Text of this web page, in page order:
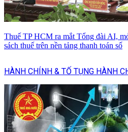
Thuế TP HCM ra mắt Tổng đài AI,
sách thuế trên nền tảng thanh toán số
HÀNH CHÍNH & TỐ TỤNG HÀNH